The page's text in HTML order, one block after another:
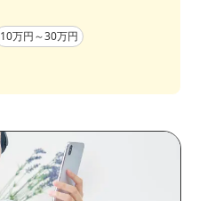
10万円～30万円